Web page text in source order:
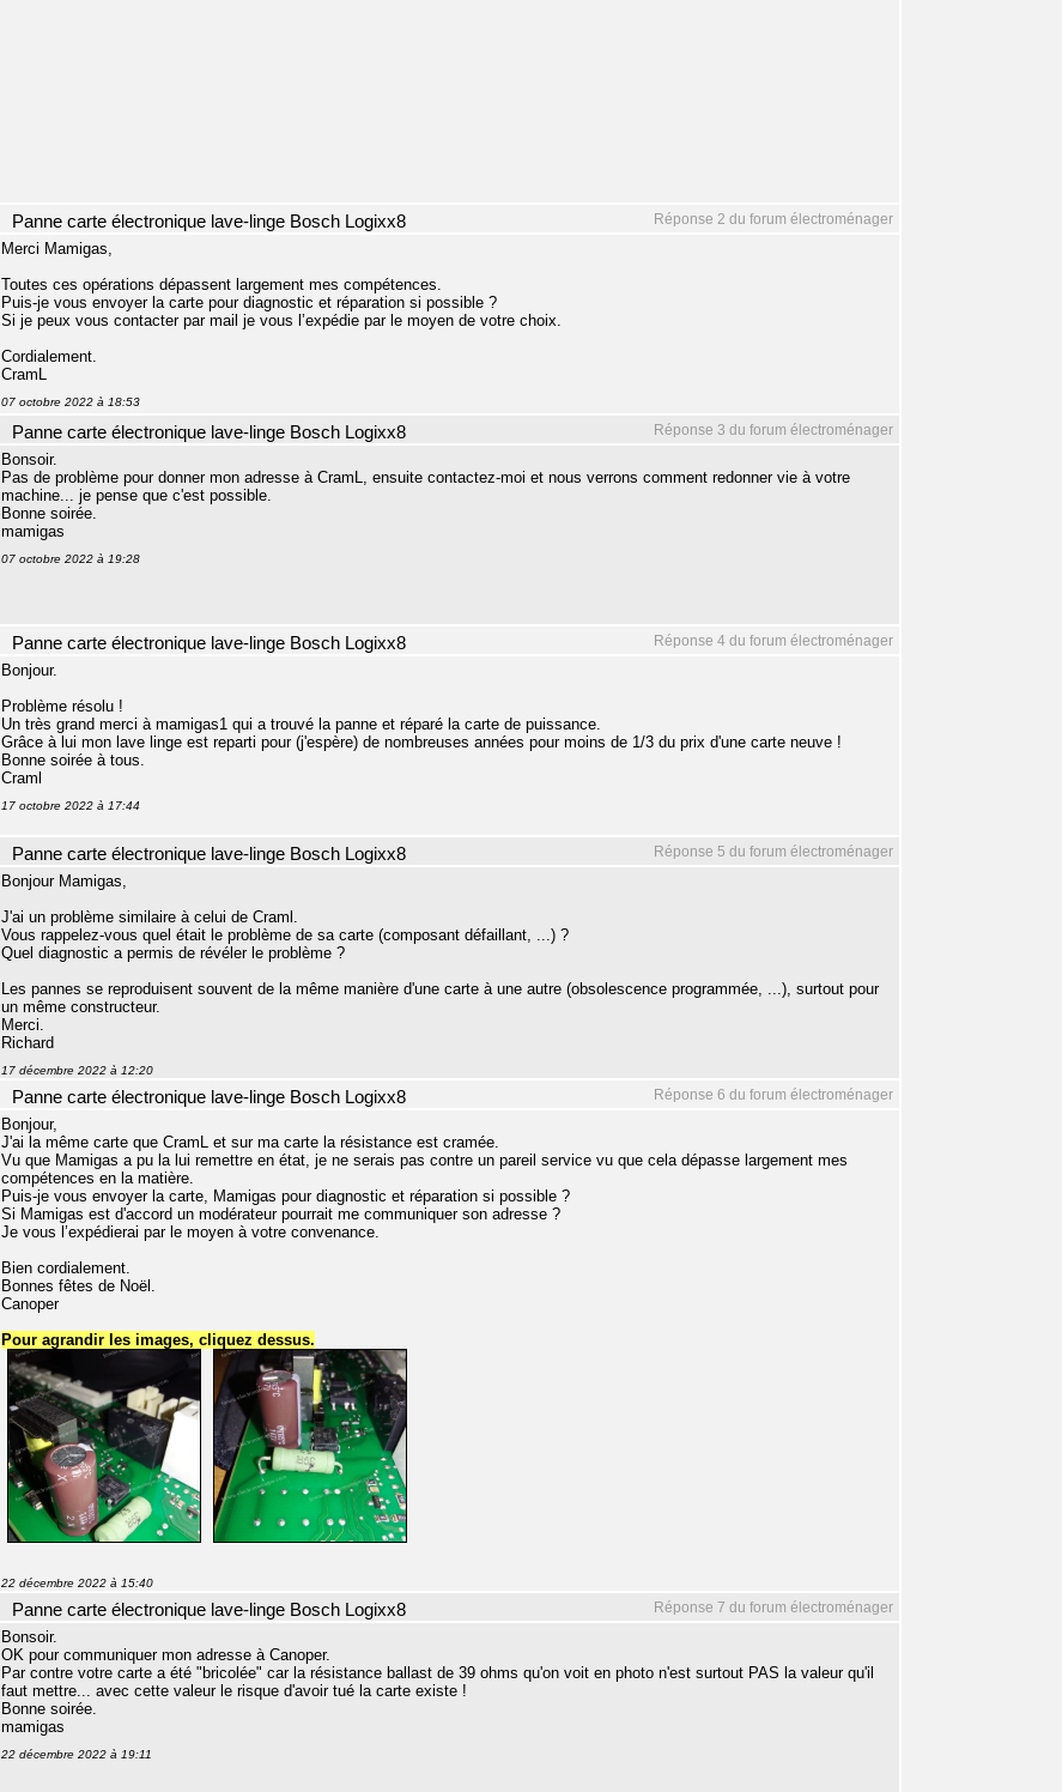
Réponse 2 du forum électroménager
Panne carte électronique lave-linge Bosch Logixx8
Merci Mamigas,
Toutes ces opérations dépassent largement mes compétences.
Puis-je vous envoyer la carte pour diagnostic et réparation si possible ?
Si je peux vous contacter par mail je vous l’expédie par le moyen de votre choix.
Cordialement.
CramL
07 octobre 2022 à 18:53
Réponse 3 du forum électroménager
Panne carte électronique lave-linge Bosch Logixx8
Bonsoir.
Pas de problème pour donner mon adresse à CramL, ensuite contactez-moi et nous verrons comment redonner vie à votre
machine... je pense que c'est possible.
Bonne soirée.
mamigas
07 octobre 2022 à 19:28
Réponse 4 du forum électroménager
Panne carte électronique lave-linge Bosch Logixx8
Bonjour.
Problème résolu !
Un très grand merci à mamigas1 qui a trouvé la panne et réparé la carte de puissance.
Grâce à lui mon lave linge est reparti pour (j'espère) de nombreuses années pour moins de 1/3 du prix d'une carte neuve !
Bonne soirée à tous.
Craml
17 octobre 2022 à 17:44
Réponse 5 du forum électroménager
Panne carte électronique lave-linge Bosch Logixx8
Bonjour Mamigas,
J'ai un problème similaire à celui de Craml.
Vous rappelez-vous quel était le problème de sa carte (composant défaillant, ...) ?
Quel diagnostic a permis de révéler le problème ?
Les pannes se reproduisent souvent de la même manière d'une carte à une autre (obsolescence programmée, ...), surtout pour
un même constructeur.
Merci.
Richard
17 décembre 2022 à 12:20
Réponse 6 du forum électroménager
Panne carte électronique lave-linge Bosch Logixx8
Bonjour,
J'ai la même carte que CramL et sur ma carte la résistance est cramée.
Vu que Mamigas a pu la lui remettre en état, je ne serais pas contre un pareil service vu que cela dépasse largement mes
compétences en la matière.
Puis-je vous envoyer la carte, Mamigas pour diagnostic et réparation si possible ?
Si Mamigas est d'accord un modérateur pourrait me communiquer son adresse ?
Je vous l’expédierai par le moyen à votre convenance.
Bien cordialement.
Bonnes fêtes de Noël.
Canoper
Pour agrandir les images, cliquez dessus.
22 décembre 2022 à 15:40
Réponse 7 du forum électroménager
Panne carte électronique lave-linge Bosch Logixx8
Bonsoir.
OK pour communiquer mon adresse à Canoper.
Par contre votre carte a été "bricolée" car la résistance ballast de 39 ohms qu'on voit en photo n'est surtout PAS la valeur qu'il
faut mettre... avec cette valeur le risque d'avoir tué la carte existe !
Bonne soirée.
mamigas
22 décembre 2022 à 19:11